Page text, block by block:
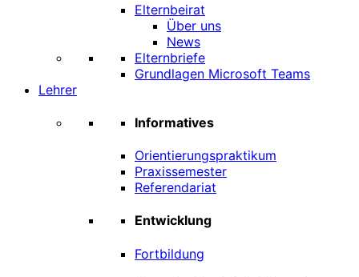
Elternbeirat
Über uns
News
Elternbriefe
Grundlagen Microsoft Teams
Lehrer
Informatives
Orientierungspraktikum
Praxissemester
Referendariat
Entwicklung
Fortbildung